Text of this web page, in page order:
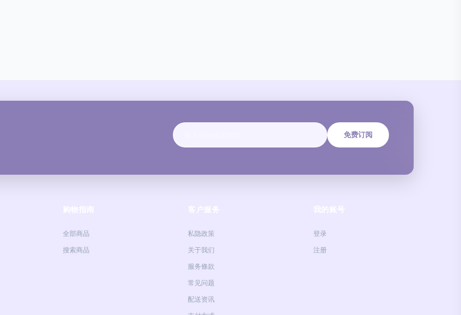
免费订阅
全部商品
搜索商品
私隐政策
关于我们
服务條款
常见问题
配送资讯
登录
注册